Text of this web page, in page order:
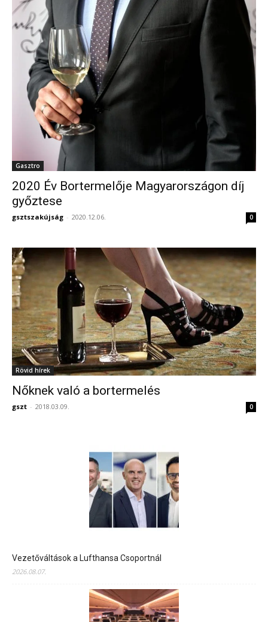
Gasztro
2020 Év Bortermelője Magyarországon díj
győztese
gsztszakújság - 2020.12.06. 0
Rövid hírek
Nőknek való a bortermelés
gszt - 2018.03.09. 0
Vezetőváltások a Lufthansa Csoportnál
2026.08.07.